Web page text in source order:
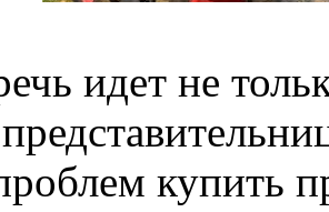
идет не
купить